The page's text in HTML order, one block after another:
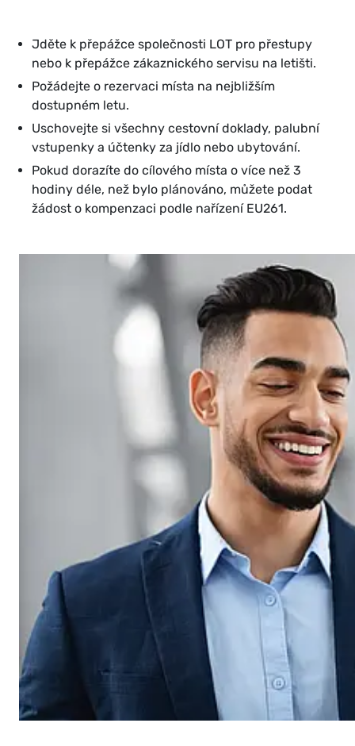
Jděte k přepážce společnosti LOT pro přestupy
nebo k přepážce zákaznického servisu na letišti.
Požádejte o rezervaci místa na nejbližším
dostupném letu.
Uschovejte si všechny cestovní doklady, palubní
vstupenky a účtenky za jídlo nebo ubytování.
Pokud dorazíte do cílového místa o více než 3
hodiny déle, než bylo plánováno, můžete podat
žádost o kompenzaci podle nařízení EU261.